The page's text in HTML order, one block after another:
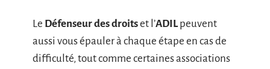
Le Défenseur des droitset l’ADILpeuvent
aussi vous épauler à chaque étape en cas de
difficulté, tout comme certaines associations